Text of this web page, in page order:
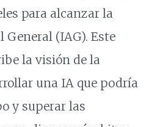
para alcanzar la
(IAG). Este
la visión de la
una IA que podría
y superar las